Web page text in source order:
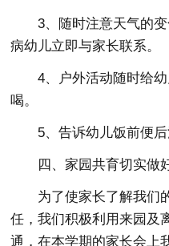
3、随时注意天气的
病幼儿立即与家长联系。
4、户外活动随时给
喝。
5、告诉幼儿饭前便后
四、家园共育切实做
为了使家长了解我们
任，我们积极利用来园及
通，在本学期的家长会上